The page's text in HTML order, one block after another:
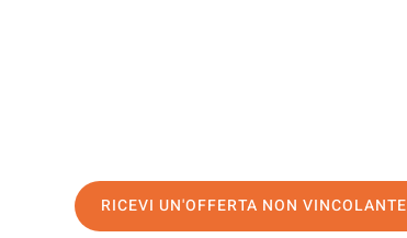
RICEVI UN'OFFERTA NON VINCOLANTE